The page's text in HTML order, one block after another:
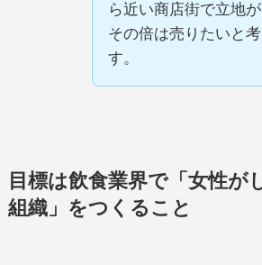
ら近い商店街で立地が
その倍は売りたいと
す。
目標は飲食業界で「女性が
組織」をつくること